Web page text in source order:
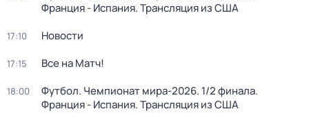
Франция - Испания. Трансляция из США
17:10 Новости
17:15 Все на Матч!
18:00
Футбол. Чемпионат мира-2026. 1/2 финала.
Франция - Испания. Трансляция из США